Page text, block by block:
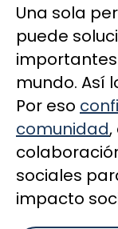
Una sola
puede
mundo. Así
Por eso
comunidad,
sociales
impacto